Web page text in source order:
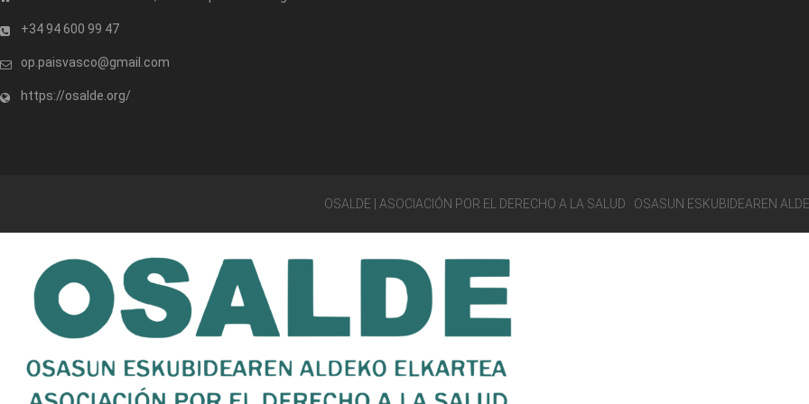
+34 94 600 99 47
op.paisvasco@gmail.com
https://osalde.org/
OSALDE | ASOCIACIÓN POR EL DERECHO A LA SALUD · OSASUN ESKUBIDEAREN